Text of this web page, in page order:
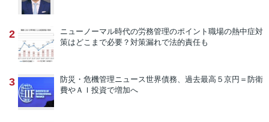
2 ニューノーマル時代の労務管理のポイント 職場の熱中症対
策はどこまで必要？対策漏れで法的責任も
3 防災・危機管理ニュース世界債務、過去最高５京円＝防衛
費やＡＩ投資で増加へ